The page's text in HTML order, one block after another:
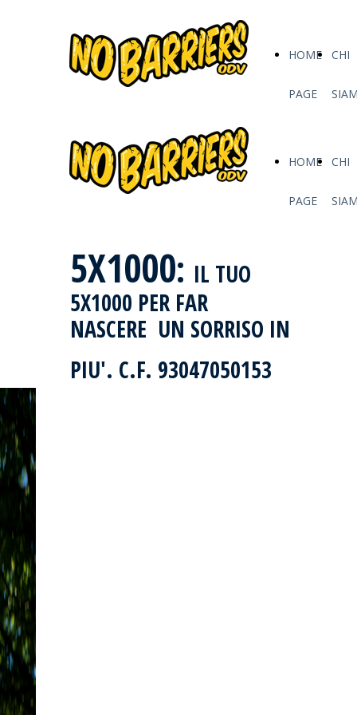
HOME
PAGE
CHI
HOME
PAGE
CHI
5X1000: IL TUO
5X1000 PER FAR
NASCERE UN SORRISO IN
PIU'. C.F. 93047050153